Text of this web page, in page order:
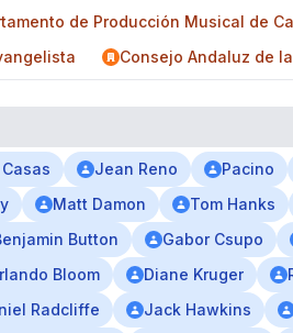
de Producción Musical de
Consejo Andaluz de
Jean Reno Pacino
Matt Damon Tom Hanks
Button Gabor Csupo
Bloom Diane Kruger
Radcliffe Jack Hawkins